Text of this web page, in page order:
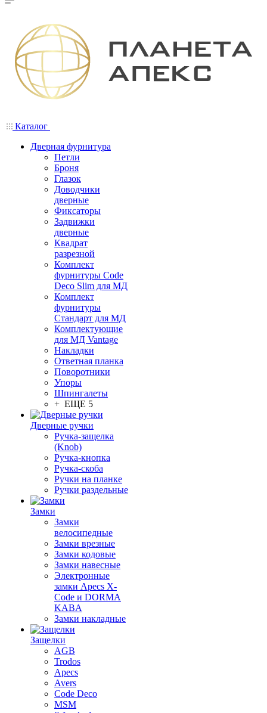
Каталог
Дверная фурнитура
Петли
Броня
Глазок
Доводчики
дверные
Фиксаторы
Задвижки
дверные
Квадрат
разрезной
Комплект
фурнитуры Code
Deco Slim для МД
Комплект
фурнитуры
Стандарт для МД
Комплектующие
для МД Vantage
Накладки
Ответная планка
Поворотники
Упоры
Шпингалеты
+ ЕЩЕ 5
Дверные ручки
Ручка-защелка
(Knob)
Ручка-кнопка
Ручка-скоба
Ручки на планке
Ручки раздельные
Замки
Замки
велосипедные
Замки врезные
Замки кодовые
Замки навесные
Электронные
замки Apecs X-
Code и DORMA
KABA
Замки накладные
Защелки
AGB
Trodos
Apecs
Avers
Code Deco
MSM